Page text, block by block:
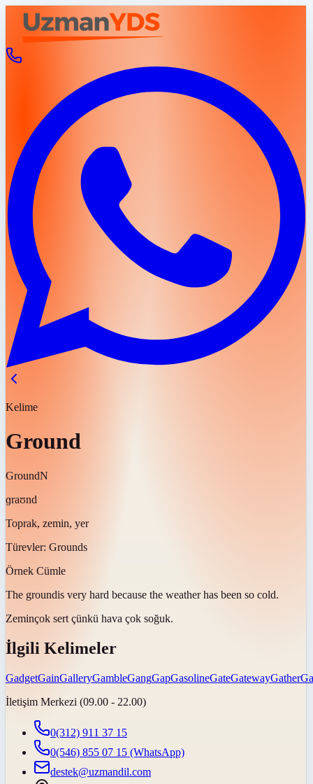
Kelime
Ground
GroundN
ɡraʊnd
Toprak, zemin, yer
Türevler: Grounds
Örnek Cümle
The groundis very hard because the weather has been so cold.
Zeminçok sert çünkü hava çok soğuk.
İlgili Kelimeler
GadgetGainGalleryGambleGangGapGasolineGateGatewayGather
İletişim Merkezi (09.00 - 22.00)
0(312) 911 37 15
0(546) 855 07 15 (WhatsApp)
destek@uzmandil.com